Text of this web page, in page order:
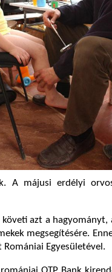
A májusi erdélyi
azt a hagyományt,
megsegítésére.
Egyesületével.